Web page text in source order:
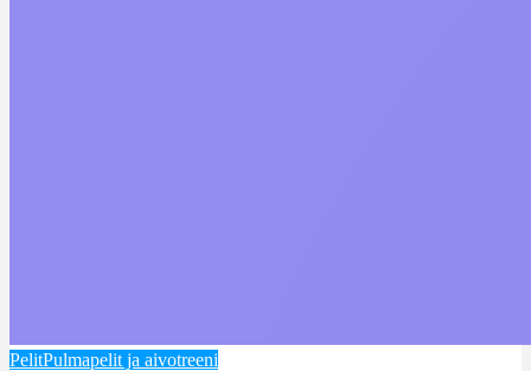
PelitPulmapelit ja aivotreeni